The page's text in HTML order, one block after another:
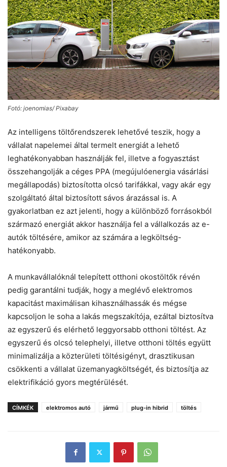
Fotó: joenomias/ Pixabay
Az intelligens töltőrendszerek lehetővé teszik, hogy a
vállalat napelemei által termelt energiát a lehető
leghatékonyabban használják fel, illetve a fogyasztást
összehangolják a céges PPA (megújulóenergia vásárlási
megállapodás) biztosította olcsó tarifákkal, vagy akár egy
szolgáltató által biztosított sávos árazással is. A
gyakorlatban ez azt jelenti, hogy a különböző forrásokból
származó energiát akkor használja fel a vállalkozás az e-
autók töltésére, amikor az számára a legköltség-
hatékonyabb.
A munkavállalóknál telepített otthoni okostöltők révén
pedig garantálni tudják, hogy a meglévő elektromos
kapacitást maximálisan kihasználhassák és mégse
kapcsoljon le soha a lakás megszakítója, ezáltal biztosítva
az egyszerű és elérhető leggyorsabb otthoni töltést. Az
egyszerű és olcsó telephelyi, illetve otthoni töltés együtt
minimalizálja a közterületi töltésigényt, drasztikusan
csökkenti a vállalat üzemanyagköltségét, és biztosítja az
elektrifikáció gyors megtérülését.
CÍMKÉK elektromos autó jármű plug-in hibrid töltés